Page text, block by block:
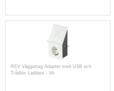
REV Vägguttag Adapter med USB och
Trådlös Laddare - Vit